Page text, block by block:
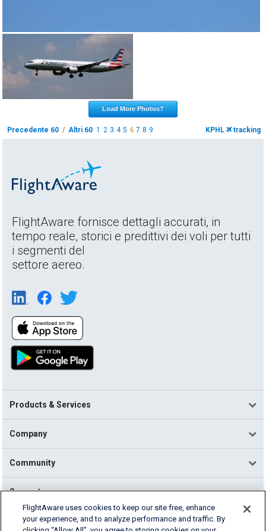
Load More Photos?
Precedente 60 /Altri 60 1 2 3 4 5 6 7 8 9 KPHL tracking
FlightAware fornisce dettagli accurati, in
tempo reale, storici e predittivi dei voli per tutti
i segmenti del
settore aereo.
Products & Services
Company
Community
Support
English (USA)
FlightAware uses cookies to keep our site free, enhance
your experience, and to analyze performance and traffic. By